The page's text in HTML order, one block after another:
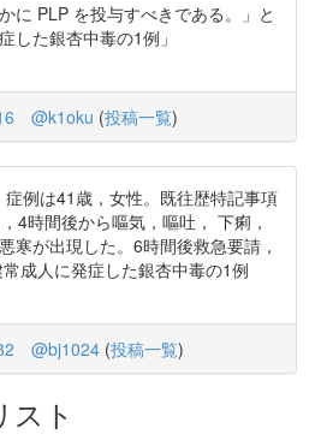
に PLP を投与すべきである。」と
した銀杏中毒の1例」
@k1oku (投稿一覧)
例は41歳，女性。既往歴特記事項
4時間後から嘔気，嘔吐， 下痢，
寒が出現した。6時間後救急要請，
成人に発症した銀杏中毒の1例
@bj1024 (投稿一覧)
スト